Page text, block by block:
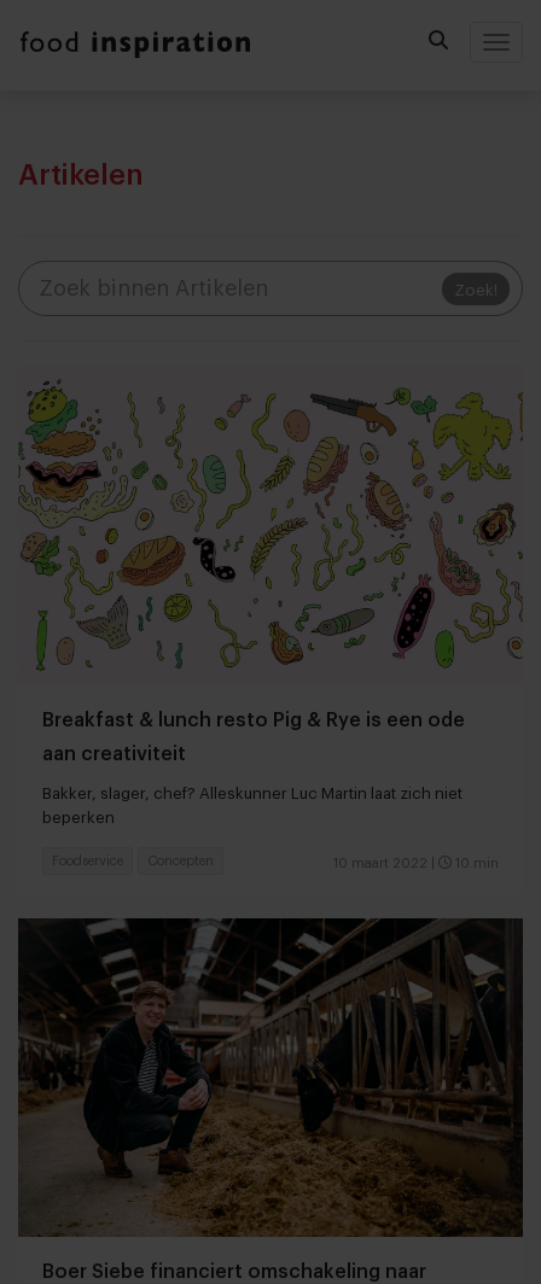
Artikelen
Zoek!
Breakfast & lunch resto Pig & Rye is een ode
aan creativiteit
Bakker, slager, chef? Alleskunner Luc Martin laat zich niet
beperken
10 maart 2022 10 min
Foodservice Concepten
Boer Siebe financiert omschakeling naar